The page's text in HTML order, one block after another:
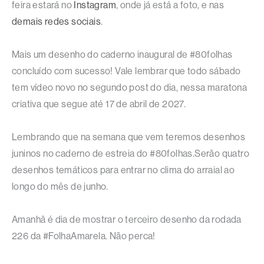
feira estará no Instagram, onde já está a foto, e nas
demais redes sociais.
Mais um desenho do caderno inaugural de #80folhas
concluído com sucesso! Vale lembrar que todo sábado
tem vídeo novo no segundo post do dia, nessa maratona
criativa que segue até 17 de abril de 2027.
Lembrando que na semana que vem teremos desenhos
juninos no caderno de estreia do #80folhas.Serão quatro
desenhos temáticos para entrar no clima do arraial ao
longo do mês de junho.
Amanhã é dia de mostrar o terceiro desenho da rodada
226 da #FolhaAmarela. Não perca!